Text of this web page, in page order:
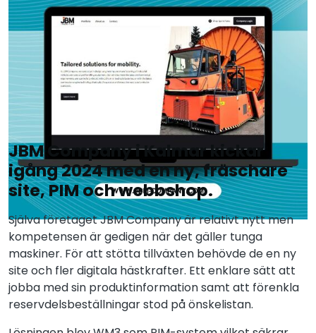
JBM Company i Kalmar kickar
igång 2024 med en ny, fräschare
site, PIM och webbshop.
Själva företaget JBM Company är relativt nytt men
kompetensen är gedigen när det gäller tunga
maskiner. För att stötta tillväxten behövde de en ny
site och fler digitala hästkrafter. Ett enklare sätt att
jobba med sin produktinformation samt att förenkla
reservdelsbeställningar stod på önskelistan.